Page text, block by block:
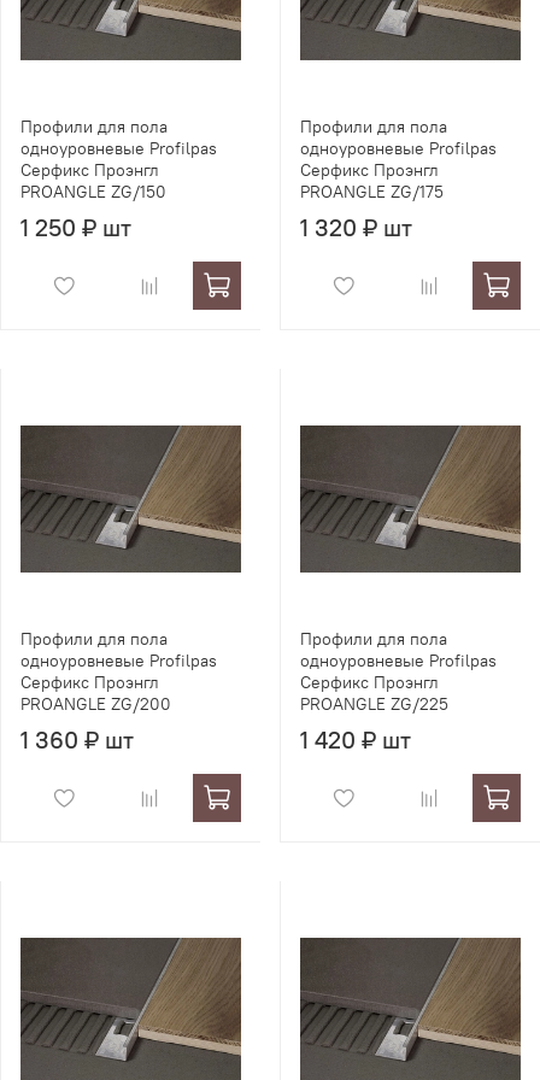
Профили для пола
одноуровневые Profilpas
Серфикс Проэнгл
PROANGLE ZG/150
1 250 ₽ шт
Профили для пола
одноуровневые Profilpas
Серфикс Проэнгл
PROANGLE ZG/175
1 320 ₽ шт
Профили для пола
одноуровневые Profilpas
Серфикс Проэнгл
PROANGLE ZG/200
1 360 ₽ шт
Профили для пола
одноуровневые Profilpas
Серфикс Проэнгл
PROANGLE ZG/225
1 420 ₽ шт